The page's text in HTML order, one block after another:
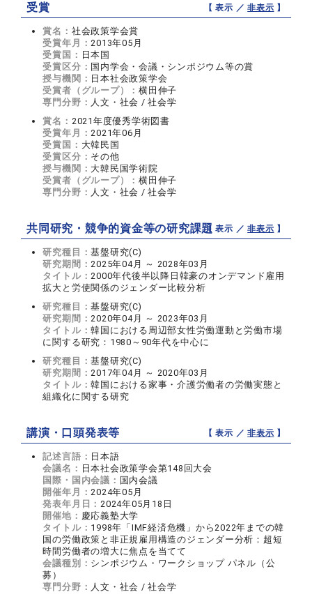
受賞 【 表示 ／非表示 】
賞名： 社会政策学会賞
受賞年月： 2013年05月
受賞国： 日本国
受賞区分： 国内学会・会議・シンポジウム等の賞
授与機関： 日本社会政策学会
受賞者（グループ）：横田伸子
専門分野： 人文・社会 / 社会学
賞名： 2021年度優秀学術図書
受賞年月： 2021年06月
受賞国： 大韓民国
受賞区分： その他
授与機関： 大韓民国学術院
受賞者（グループ）：横田伸子
専門分野： 人文・社会 / 社会学
共同研究・競争的資金等の研究課題【 表示 ／非表示 】
研究種目：基盤研究(C)
研究期間： 2025年04月 ～ 2028年03月
タイトル： 2000年代後半以降日韓豪のオンデマンド雇用
拡大と労使関係のジェンダー比較分析
研究種目：基盤研究(C)
研究期間： 2020年04月 ～ 2023年03月
タイトル：韓国における周辺部女性労働運動と労働市場
に関する研究：1980～90年代を中心に
研究種目：基盤研究(C)
研究期間： 2017年04月 ～ 2020年03月
タイトル：韓国における家事・介護労働者の労働実態と
組織化に関する研究
講演・口頭発表等 【 表示 ／非表示 】
記述言語： 日本語
会議名： 日本社会政策学会第148回大会
国際・国内会議： 国内会議
開催年月： 2024年05月
発表年月日： 2024年05月18日
開催地： 慶応義塾大学
タイトル： 1998年「IMF経済危機」から2022年までの韓
国の労働政策と非正規雇用構造のジェンダー分析：超短
時間労働者の増大に焦点を当てて
会議種別： シンポジウム・ワークショップ パネル（公
募）
専門分野： 人文・社会 / 社会学